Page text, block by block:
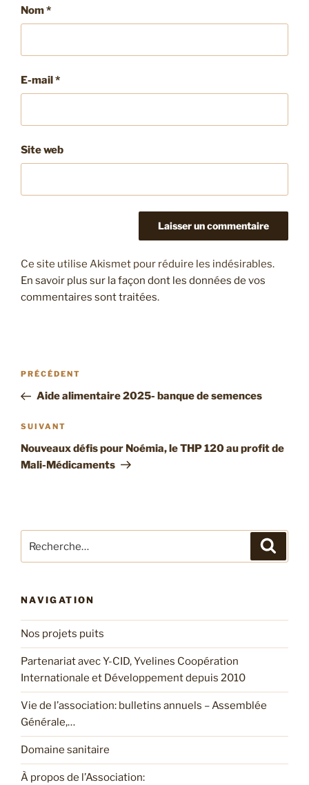
Nom*
E-mail*
Site web
Ce site utilise Akismet pour réduire les indésirables.
En savoir plus sur la façon dont les données de vos
commentaires sont traitées.
Navigation
l’article
Article
précédent
PRÉCÉDENT
Aide alimentaire 2025- banque de semences
Article
suivant
SUIVANT
Nouveaux défis pour Noémia, le THP 120 au profit de
Mali-Médicaments
pour
NAVIGATION
Nos projets puits
Partenariat avec Y-CID, Yvelines Coopération
Internationale et Développement depuis 2010
Vie de l’association: bulletins annuels – Assemblée
Générale,…
Domaine sanitaire
À propos de l’Association: